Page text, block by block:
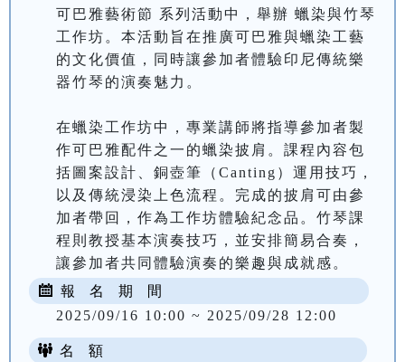
可巴雅藝術節 系列活動中，舉辦 蠟染與竹琴
工作坊。本活動旨在推廣可巴雅與蠟染工藝
的文化價值，同時讓參加者體驗印尼傳統樂
器竹琴的演奏魅力。
在蠟染工作坊中，專業講師將指導參加者製
作可巴雅配件之一的蠟染披肩。課程內容包
括圖案設計、銅壺筆（Canting）運用技巧，
以及傳統浸染上色流程。完成的披肩可由參
加者帶回，作為工作坊體驗紀念品。竹琴課
程則教授基本演奏技巧，並安排簡易合奏，
讓參加者共同體驗演奏的樂趣與成就感。
報 名 期 間
2025/09/16 10:00 ~ 2025/09/28 12:00
名 額